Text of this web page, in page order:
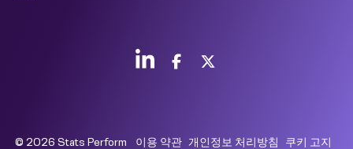
© 2026 Stats Perform 이용 약관 개인정보 처리방침
쿠키 고지